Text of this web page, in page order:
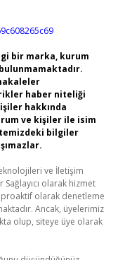
bir marka, kurum
haber niteliği
hakkında
ve kişiler ile isim
bilgiler
ve İletişim
Sağlayıcı olarak hizmet
olarak denetleme
Ancak, üyelerimiz
olup, siteye üye olarak